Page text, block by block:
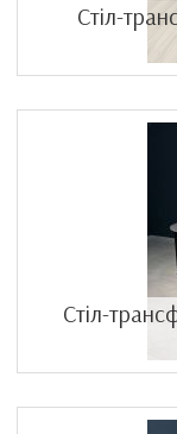
Стіл-
Стіл-